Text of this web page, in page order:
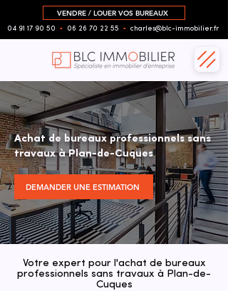
VENDRE / LOUER VOS BUREAUX
04 91 17 90 50 ▪︎ 06 26 70 22 55 ▪︎ charles@blc-immobilier.fr
Achat de bureaux professionnels sans
travaux à Plan-de-Cuques
DEMANDER UNE ESTIMATION
Votre expert pour l'achat de bureaux
professionnels sans travaux à Plan-de-
Cuques